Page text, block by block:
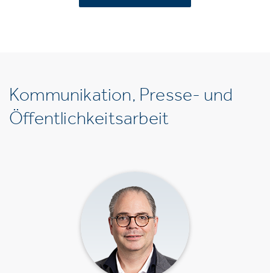
Kommunikation, Presse- und
Öffentlichkeitsarbeit